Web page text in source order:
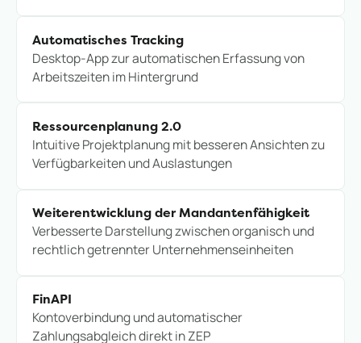
Automatisches Tracking
Desktop-App zur automatischen Erfassung von
Arbeitszeiten im Hintergrund
Ressourcenplanung 2.0
Intuitive Projektplanung mit besseren Ansichten zu
Verfügbarkeiten und Auslastungen
Weiterentwicklung der Mandantenfähigkeit
Verbesserte Darstellung zwischen organisch und
rechtlich getrennter Unternehmenseinheiten
FinAPI
Kontoverbindung und automatischer
Zahlungsabgleich direkt in ZEP